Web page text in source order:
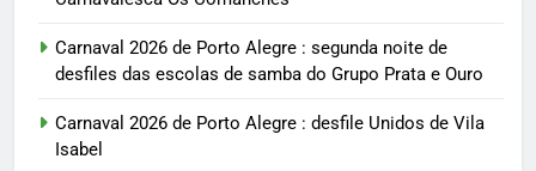
Carnaval 2026 de Porto Alegre : segunda noite de
desfiles das escolas de samba do Grupo Prata e Ouro
Carnaval 2026 de Porto Alegre : desfile Unidos de Vila
Isabel